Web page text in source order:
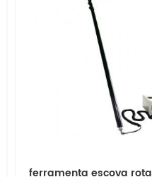
estabilidade e precisão,
ambiental extraordinário,
suprtb.
ferramenta escova